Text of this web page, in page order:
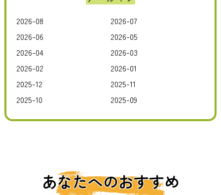
2026-08
2026-07
2026-06
2026-05
2026-04
2026-03
2026-02
2026-01
2025-12
2025-11
2025-10
2025-09
あなたへのおすすめ